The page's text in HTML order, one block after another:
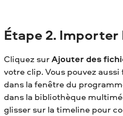
Étape2. Importer
Cliquez surAjouter des
votre clip. Vous pouvez
dans la fenêtre du
dans la bibliothèque
glisser sur la timeline pour